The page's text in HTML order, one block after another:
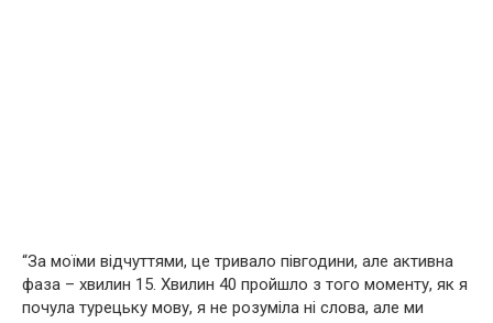
“За моїми відчуттями, це тривало півгодини, але активна
фаза – хвилин 15. Хвилин 40 пройшло з того моменту, як я
почула турецьку мову, я не розуміла ні слова, але ми